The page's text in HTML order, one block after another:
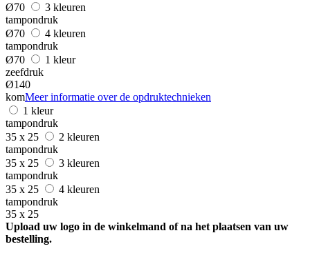
Ø70
3 kleuren
tampondruk
Ø70
4 kleuren
tampondruk
Ø70
1 kleur
zeefdruk
Ø140
komMeer informatie over de opdruktechnieken
1 kleur
tampondruk
35 x 25
2 kleuren
tampondruk
35 x 25
3 kleuren
tampondruk
35 x 25
4 kleuren
tampondruk
35 x 25
Upload uw logo in de winkelmand of na het plaatsen van uw
bestelling.